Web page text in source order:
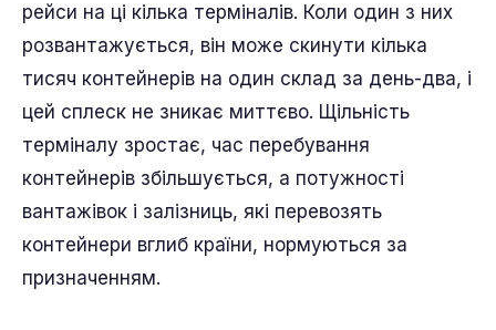
рейси на ці кілька терміналів. Коли один з них
розвантажується, він може скинути кілька
тисяч контейнерів на один склад за день-два, і
цей сплеск не зникає миттєво. Щільність
терміналу зростає, час перебування
контейнерів збільшується, а потужності
вантажівок і залізниць, які перевозять
контейнери вглиб країни, нормуються за
призначенням.